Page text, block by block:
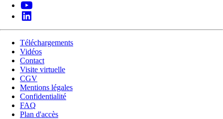
Téléchargements
Vidéos
Contact
Visite virtuelle
CGV
Mentions légales
Confidentialité
FAQ
Plan d'accès